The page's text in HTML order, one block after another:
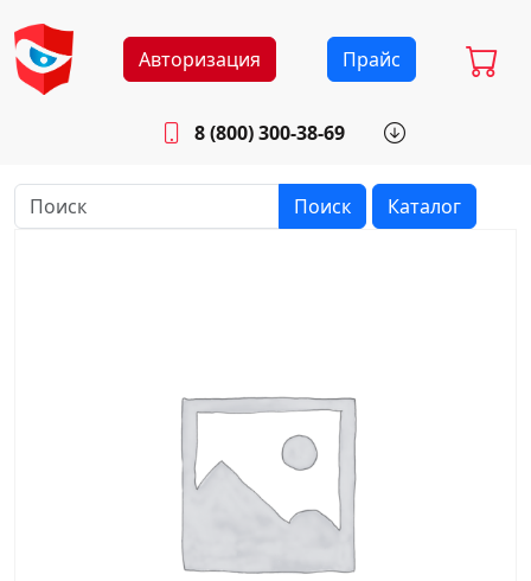
Авторизация Прайс
8 (800) 300-38-69
Будни: 8.30 - 17.00
Поиск Каталог